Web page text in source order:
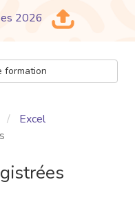
2026
formation
Excel